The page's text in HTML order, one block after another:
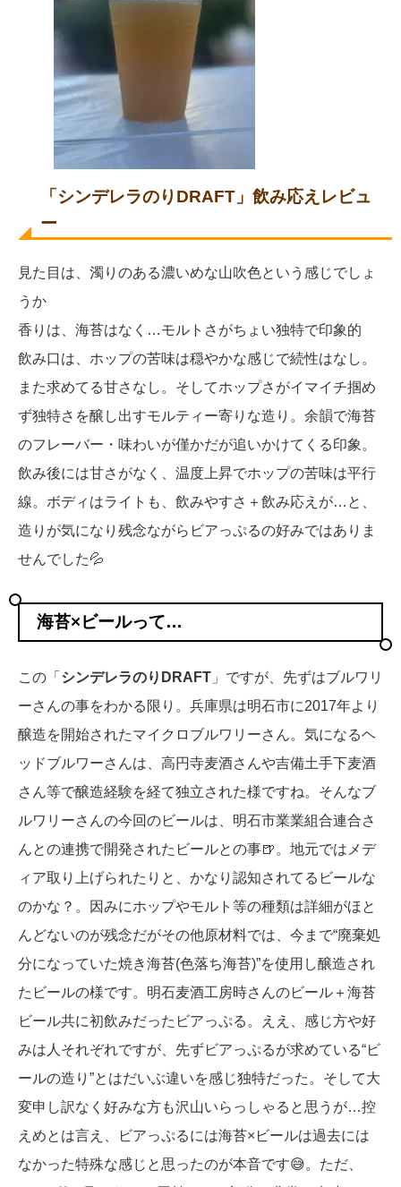
「シンデレラのりDRAFT」飲み応えレビュ
ー
見た目は、濁りのある濃いめな山吹色という感じでしょ
うか
香りは、海苔はなく…モルトさがちょい独特で印象的
飲み口は、ホップの苦味は穏やかな感じで続性はなし。
また求めてる甘さなし。そしてホップさがイマイチ掴め
ず独特さを醸し出すモルティー寄りな造り。余韻で海苔
のフレーバー・味わいが僅かだが追いかけてくる印象。
飲み後には甘さがなく、温度上昇でホップの苦味は平行
線。ボディはライトも、飲みやすさ＋飲み応えが…と、
造りが気になり残念ながらビアっぷるの好みではありま
せんでした💦
海苔×ビールって…
この「 シンデレラのりDRAFT 」ですが、先ずはブルワリ
ーさんの事をわかる限り。兵庫県は明石市に2017年より
醸造を開始されたマイクロブルワリーさん。気になるヘ
ッドブルワーさんは、高円寺麦酒さんや吉備土手下麦酒
さん等で醸造経験を経て独立された様ですね。そんなブ
ルワリーさんの今回のビールは、明石市業業組合連合さ
んとの連携で開発されたビールとの事🍺。地元ではメデ
ィア取り上げられたりと、かなり認知されてるビールな
のかな？。因みにホップやモルト等の種類は詳細がほと
んどないのが残念だがその他原材料では、今まで“廃棄処
分になっていた焼き海苔(色落ち海苔)”を使用し醸造され
たビールの様です。明石麦酒工房時さんのビール＋海苔
ビール共に初飲みだったビアっぷる。ええ、感じ方や好
みは人それぞれですが、先ずビアっぷるが求めている“ビ
ールの造り”とはだいぶ違いを感じ独特だった。そして大
変申し訳なく好みな方も沢山いらっしゃると思うが…控
えめとは言え、ビアっぷるには海苔×ビールは過去には
なかった特殊な感じと思ったのが本音です😅。ただ、